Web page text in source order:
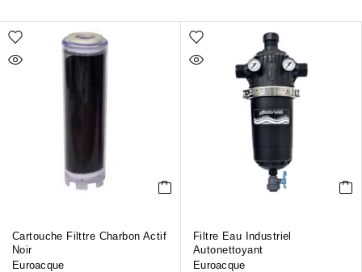
Cartouche Filttre Charbon Actif
Noir
Euroacque
Filtre Eau Industriel
Autonettoyant
Euroacque